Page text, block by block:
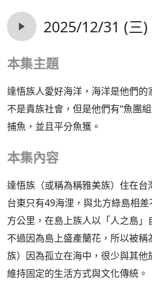
2025/12/31 (三)
本集主題
達悟族人愛好海洋，海洋是他們
不是貴族社會，但是他們有“魚團
捕魚，並且平分魚獲。
本集內容
達悟族（或稱為稱雅美族）住在
台東只有49海浬，與北方綠島相
方公里，在島上族人以「人之島」
不過因為島上盛產蘭花，所以被
族）因為孤立在海中，很少與其
維持固定的生活方式與文化傳統。